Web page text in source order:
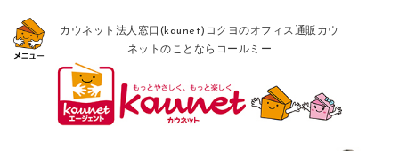
カウネット法人窓口(kaunet)コクヨのオフィス通販カウ
ネットのことならコールミー